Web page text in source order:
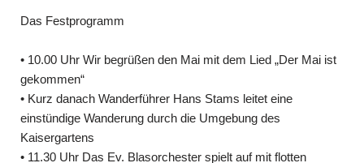
Das Festprogramm
• 10.00 Uhr Wir begrüßen den Mai mit dem Lied „Der Mai ist
gekommen“
• Kurz danach Wanderführer Hans Stams leitet eine
einstündige Wanderung durch die Umgebung des
Kaisergartens
• 11.30 Uhr Das Ev. Blasorchester spielt auf mit flotten